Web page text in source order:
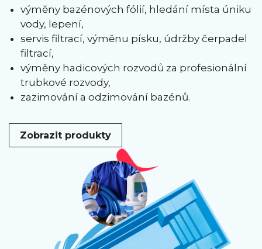
výměny bazénových fólií, hledání místa úniku
vody, lepení,
servis filtrací, výměnu písku, údržby čerpadel
filtrací,
výměny hadicových rozvodů za profesionální
trubkové rozvody,
zazimování a odzimování bazénů.
Zobrazit produkty